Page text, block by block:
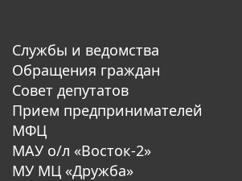
Службы и ведомства
Обращения граждан
Совет депутатов
Прием предпринимателей
МФЦ
МАУ о/л «Восток-2»
МУ МЦ «Дружба»